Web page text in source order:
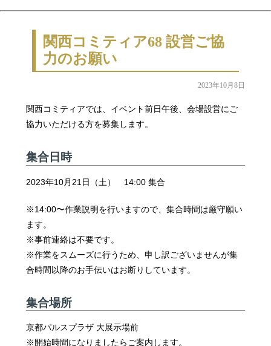
関西コミティア68 設営ご協
力のお願い
2023年10月8日
関西コミティアでは、イベント前日午後、会場設営にご
協力いただける方を募集します。
集合日時
2023年10月21日（土） 14:00 集合
※14:00〜作業説明を行いますので、集合時間は厳守願い
ます。
※事前連絡は不要です。
※作業をスムーズに行うため、申し訳ございませんが集
合時間以降のお手伝いはお断りしています。
集合場所
京都パルスプラザ 大展示場前
※開始時間になりましたらご案内します。